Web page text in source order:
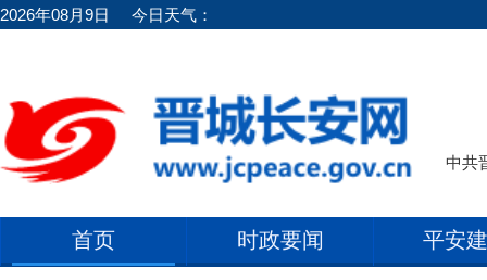
2026年08月9日 今日天气：
中共
首页 时政要闻 平安